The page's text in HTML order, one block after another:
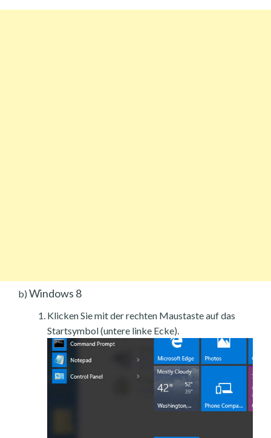
b) Windows 8
Klicken Sie mit der rechten Maustaste auf das
Startsymbol (untere linke Ecke).